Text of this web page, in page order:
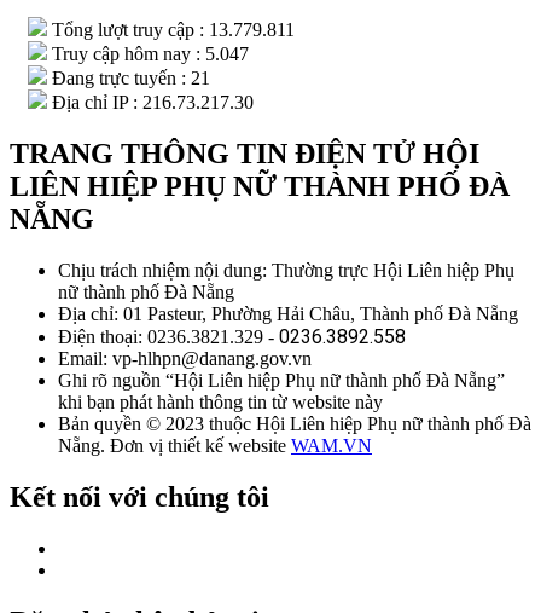
Tổng lượt truy cập : 13.779.811
Truy cập hôm nay : 5.047
Đang trực tuyến : 21
Địa chỉ IP : 216.73.217.30
TRANG THÔNG TIN ĐIỆN TỬ HỘI
LIÊN HIỆP PHỤ NỮ THÀNH PHỐ ĐÀ
NẴNG
Chịu trách nhiệm nội dung: Thường trực Hội Liên hiệp Phụ
nữ thành phố Đà Nẵng
Địa chỉ: 01 Pasteur, Phường Hải Châu, Thành phố Đà Nẵng
Điện thoại: 0236.3821.329 - 0236.3892.558
Email: vp-hlhpn@danang.gov.vn
Ghi rõ nguồn “Hội Liên hiệp Phụ nữ thành phố Đà Nẵng”
khi bạn phát hành thông tin từ website này
Bản quyền © 2023 thuộc Hội Liên hiệp Phụ nữ thành phố Đà
Nẵng. Đơn vị thiết kế website WAM.VN
Kết nối với chúng tôi